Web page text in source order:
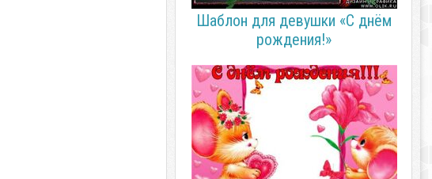
Шаблон для девушки «С днём
рождения!»